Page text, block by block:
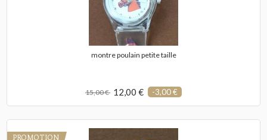
montre poulain petite taille
15,00 € 12,00 € -3,00 €
PROMOTION